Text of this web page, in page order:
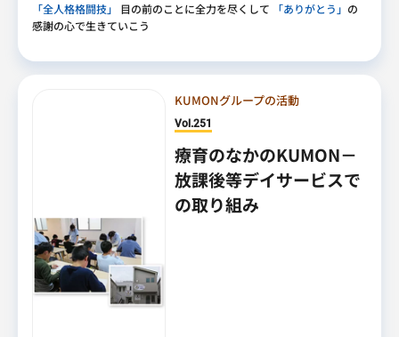
「全人格格闘技」 目の前のことに全力を尽くして 「ありがとう」 の
感謝の心で生きていこう
KUMONグループの活動
Vol.251
療育のなかのKUMON－
放課後等デイサービスで
の取り組み